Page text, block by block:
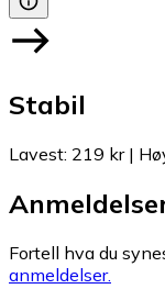
Stabil
Lavest: 219 kr|
Fortell hva du
anmeldelser.